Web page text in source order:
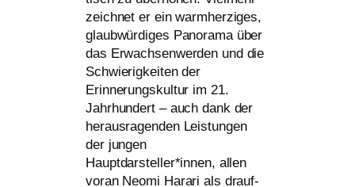
zeich­net er ein warm­her­zi­ges,
glaub­wür­di­ges Panorama über
das Erwachsenwerden und die
Schwierigkeiten der
Erinnerungskultur im 21.
Jahrhundert – auch dank der
her­aus­ra­gen­den Leistungen
der jun­gen
Hauptdarsteller*innen, allen
vor­an Neomi Harari als drauf­